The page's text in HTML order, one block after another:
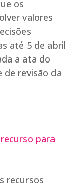
os
valores
até 5 de abril
a ata do
revisão da
para
recursos